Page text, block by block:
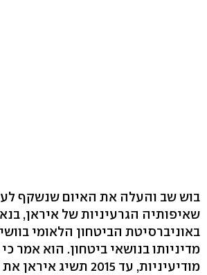
בוש שב והעלה את האיום שנשקף
שאיפותיה הגרעיניות של איראן,
באוניברסיטת הביטחון הלאומי
מדיניותו בנושאי ביטחון. הוא אמר
מודיעיניות, עד 2015